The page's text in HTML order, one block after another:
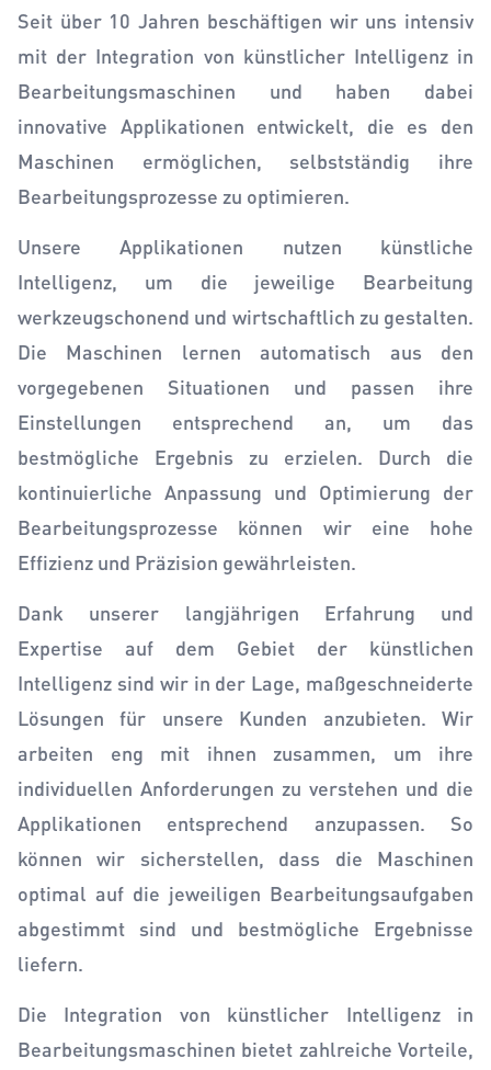
Seit über 10 Jahren beschäftigen wir uns intensiv
mit der Integration von künstlicher Intelligenz in
Bearbeitungsmaschinen und haben dabei
innovative Applikationen entwickelt, die es den
Maschinen ermöglichen, selbstständig ihre
Bearbeitungsprozesse zu optimieren.
Unsere Applikationen nutzen künstliche
Intelligenz, um die jeweilige Bearbeitung
werkzeugschonend und wirtschaftlich zu gestalten.
Die Maschinen lernen automatisch aus den
vorgegebenen Situationen und passen ihre
Einstellungen entsprechend an, um das
bestmögliche Ergebnis zu erzielen. Durch die
kontinuierliche Anpassung und Optimierung der
Bearbeitungsprozesse können wir eine hohe
Effizienz und Präzision gewährleisten.
Dank unserer langjährigen Erfahrung und
Expertise auf dem Gebiet der künstlichen
Intelligenz sind wir in der Lage, maßgeschneiderte
Lösungen für unsere Kunden anzubieten. Wir
arbeiten eng mit ihnen zusammen, um ihre
individuellen Anforderungen zu verstehen und die
Applikationen entsprechend anzupassen. So
können wir sicherstellen, dass die Maschinen
optimal auf die jeweiligen Bearbeitungsaufgaben
abgestimmt sind und bestmögliche Ergebnisse
liefern.
Die Integration von künstlicher Intelligenz in
Bearbeitungsmaschinen bietet zahlreiche Vorteile,